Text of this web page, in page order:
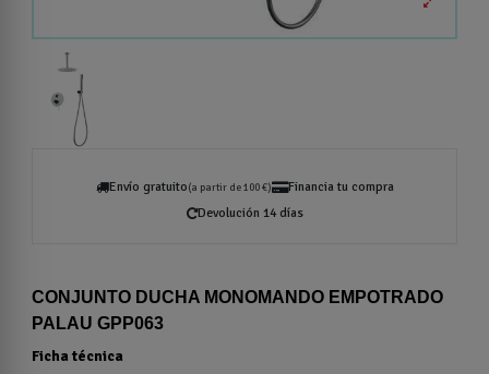
Envío gratuito(a partir de 100 €)
Financia tu compra
Devolución 14 días
CONJUNTO DUCHA MONOMANDO EMPOTRADO
PALAU GPP063
Ficha técnica